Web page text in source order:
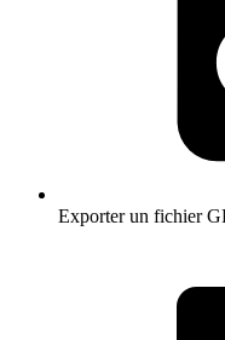
Exporter un fichier